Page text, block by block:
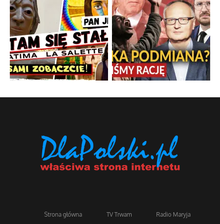
Strona główna TV Trwam
Radio Maryja